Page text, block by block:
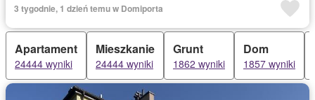
3 tygodnie, 1 dzień temu w Domiporta
Apartament
24444 wyniki
Mieszkanie
24444 wyniki
Grunt
1862 wyniki
Dom
1857 wyniki